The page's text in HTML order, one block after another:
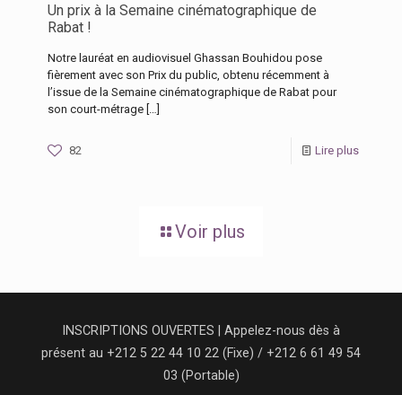
Un prix à la Semaine cinématographique de
Rabat !
Notre lauréat en audiovisuel Ghassan Bouhidou pose
fièrement avec son Prix du public, obtenu récemment à
l’issue de la Semaine cinématographique de Rabat pour
son court-métrage […]
82 Lire plus
Voir plus
INSCRIPTIONS OUVERTES | Appelez-nous dès à
présent au +212 5 22 44 10 22 (Fixe) / +212 6 61 49 54
03 (Portable)